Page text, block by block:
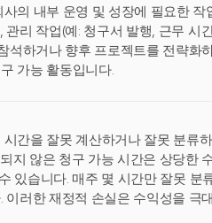
의 내부 운영 및 성장에 필요한
관리 작업(예: 청구서 발행, 근무 시
석하거나 향후 프로젝트를 전략화
가능 활동입니다.
간을 잘못 계산하거나 잘못 분류
지 않은 청구 가능 시간은 상당한
있습니다. 매주 몇 시간만 잘못
이러한 재정적 손실은 수익성을 극